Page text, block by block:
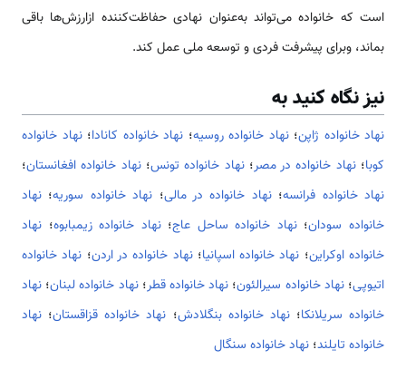
است که خانواده می‌تواند به‌عنوان نهادی حفاظت‌کننده ازارزش‌ها باقی
بماند، وبرای پیشرفت فردی و توسعه ملی عمل کند.
نیز نگاه کنید به
نهاد خانواده ژاپن؛نهاد خانواده روسیه؛ نهاد خانواده کانادا؛نهاد خانواده
کوبا؛نهاد خانواده در مصر؛نهاد خانواده تونس؛نهاد خانواده افغانستان؛
نهاد خانواده فرانسه؛نهاد خانواده در مالی؛ نهاد خانواده سوریه؛ نهاد
خانواده سودان؛نهاد خانواده ساحل عاج؛نهاد خانواده زیمبابوه؛ نهاد
خانواده اوکراین؛ نهاد خانواده اسپانیا؛نهاد خانواده در اردن؛ نهاد خانواده
اتیوپی؛نهاد خانواده سیرالئون؛ نهاد خانواده قطر؛نهاد خانواده لبنان؛ نهاد
خانواده سریلانکا؛نهاد خانواده بنگلادش؛ نهاد خانواده قزاقستان؛ نهاد
خانواده تایلند؛ نهاد خانواده سنگال